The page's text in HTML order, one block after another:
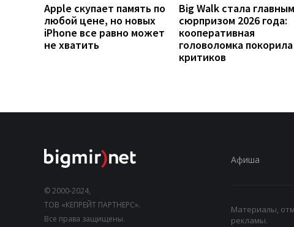
Apple скупает память по
любой цене, но новых
iPhone все равно может
не хватить
Big Walk стала главным
сюрпризом 2026 года:
кооперативная
головоломка покорила
критиков
© 2000-2024,
ТОВ «КЕПРЕЙТ ПАРТНЕРС».
Все права защищены.
Афиша
Материалы,
рекламы.